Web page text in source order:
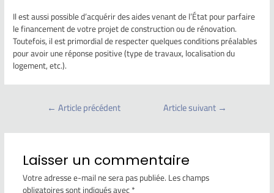
Il est aussi possible d’acquérir des aides venant de l’État pour parfaire
le financement de votre projet de construction ou de rénovation.
Toutefois, il est primordial de respecter quelques conditions préalables
pour avoir une réponse positive (type de travaux, localisation du
logement, etc.).
← Article précédent Article suivant →
Laisser un commentaire
Votre adresse e-mail ne sera pas publiée.Les champs